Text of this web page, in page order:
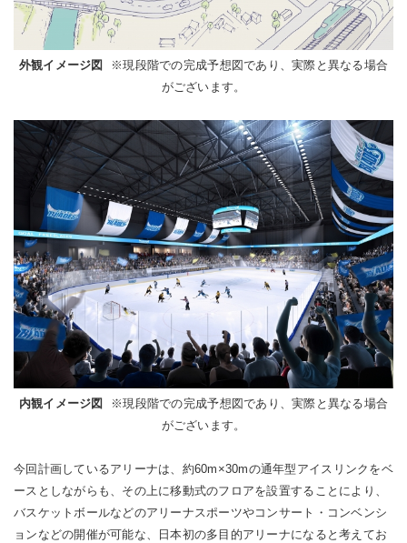
外観イメージ図
※現段階での完成予想図であり、実際と異なる場合
がございます。
内観イメージ図
※現段階での完成予想図であり、実際と異なる場合
がございます。
今回計画しているアリーナは、約60m×30mの通年型アイスリンクをベ
ースとしながらも、その上に移動式のフロアを設置することにより、
バスケットボールなどのアリーナスポーツやコンサート・コンベンシ
ョンなどの開催が可能な、日本初の多目的アリーナになると考えてお